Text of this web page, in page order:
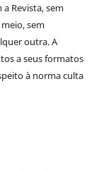
Revista, sem
sem
outra. A
a seus formatos
à norma culta